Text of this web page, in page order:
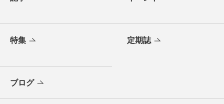
特集 定期誌
ブログ